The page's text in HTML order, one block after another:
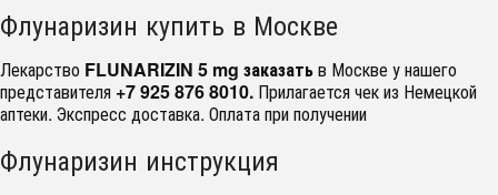
Флунаризин купить в Москве
Лекарство FLUNARIZIN 5 mg заказатьв Москве у нашего
представителя +7 925 876 8010. Прилагается чек из Немецкой
аптеки. Экспресс доставка. Оплата при получении
Флунаризин инструкция